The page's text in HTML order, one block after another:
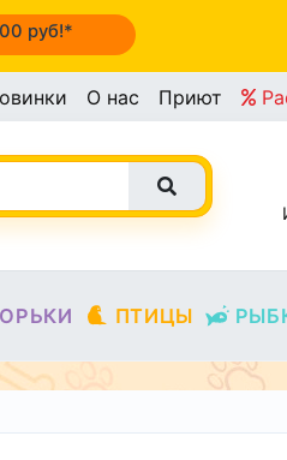
руб!*
О нас Приют
ПТИЦЫ